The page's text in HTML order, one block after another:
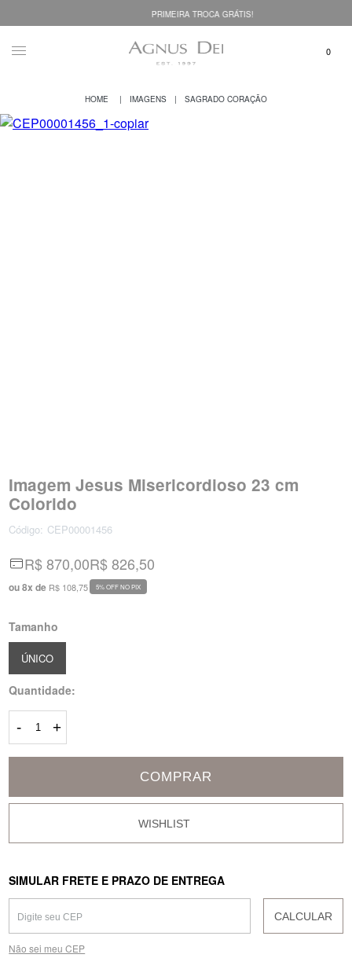
PRIMEIRA TROCA GRÁTIS!
IMAGENS SAGRADO CORAÇÃO
Imagem Jesus Misericordioso 23 cm
Colorido
Código: CEP00001456
R$ 870,00
ou8x de R$ 108,75
R$ 826,50
5% OFF NO PIX
Tamanho
ÚNICO
Quantidade:
- +
COMPRAR
SIMULAR FRETE E PRAZO DE ENTREGA
CALCULAR
Não sei meu CEP